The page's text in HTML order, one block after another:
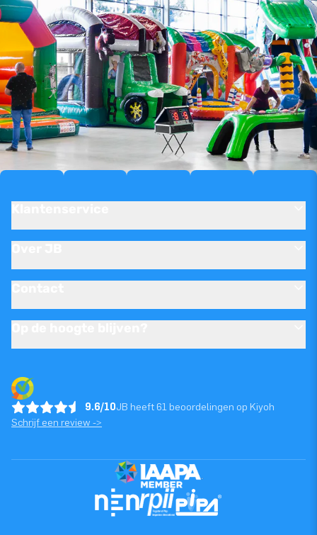
9.6/10JB heeft 61 beoordelingen op Kiyoh
Schrijf een review ->